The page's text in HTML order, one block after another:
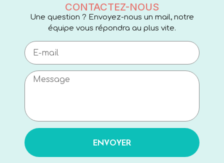
CONTACTEZ-NOUS
Une question ? Envoyez-nous un mail, notre
équipe vous répondra au plus vite.
ENVOYER